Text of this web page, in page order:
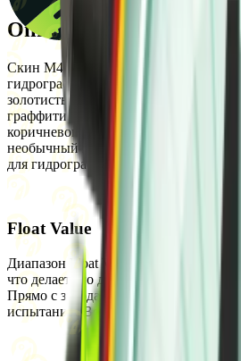
Описание
Скин M4A1-S | Wash me plz выполнен
гидрографической техники. На
золотистые оттенки, с особенностями
граффити в сочетании с элементами
коричневого цвета. Эта отделка
необычный внешний вид с эффектом
для гидрографической окраски.
Float Value
Диапазон Float Value для этого скина
что делает его доступным в
Прямо с завода, Немного
испытаний. Версия StatTrak